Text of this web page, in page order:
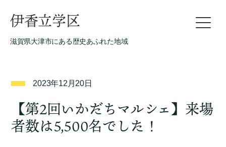
伊香立学区
滋賀県大津市にある歴史あふれた地域
2023年12月20日
【第2回いかだちマルシェ】来場
者数は5,500名でした！